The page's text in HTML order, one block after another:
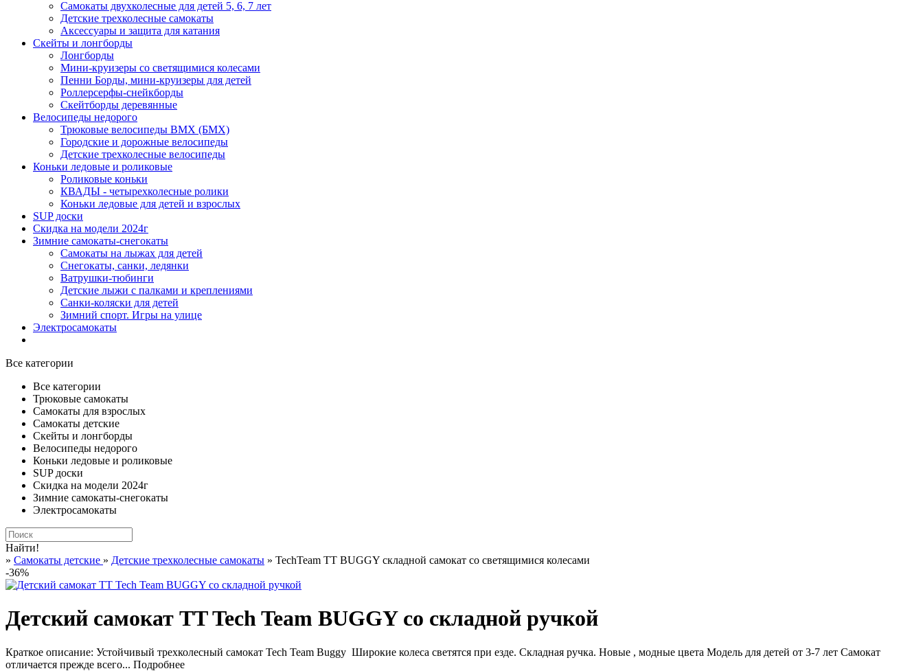
Самокаты двухколесные для детей 5, 6, 7 лет
Детские трехколесные самокаты
Аксессуары и защита для катания
Cкейты и лонгборды
Лонгборды
Мини-круизеры со светящимися колесами
Пенни Борды, мини-круизеры для детей
Роллерсерфы-снейкборды
Скейтборды деревянные
Велосипеды недорого
Трюковые велосипеды BMX (БМХ)
Городские и дорожные велосипеды
Детские трехколесные велосипеды
Коньки ледовые и роликовые
Роликовые коньки
КВАДЫ - четырехколесные ролики
Коньки ледовые для детей и взрослых
SUP доски
Скидка на модели 2024г
Зимние самокаты-снегокаты
Самокаты на лыжах для детей
Снегокаты, санки, ледянки
Ватрушки-тюбинги
Детские лыжи с палками и креплениями
Санки-коляски для детей
Зимний спорт. Игры на улице
Электросамокаты
Все категории
Все категории
Трюковые самокаты
Самокаты для взрослых
Самокаты детские
Cкейты и лонгборды
Велосипеды недорого
Коньки ледовые и роликовые
SUP доски
Скидка на модели 2024г
Зимние самокаты-снегокаты
Электросамокаты
Найти!
» Самокаты детские » Детские трехколесные самокаты » TechTeam TT BUGGY складной самокат со светящимися колесами
-36%
Детский самокат TT Tech Team BUGGY со складной ручкой
Краткое описание: Устойчивый трехколесный самокат Tech Team Buggy Широкие колеса светятся при езде. Складная ручка. Новые , модные цвета Модель для детей от 3-7 лет Самокат
отличается прежде всего... Подробнее